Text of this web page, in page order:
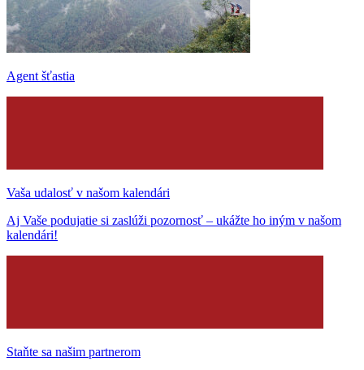
Agent šťastia
Vaša udalosť v našom kalendári
Aj Vaše podujatie si zaslúži pozornosť – ukážte ho iným v našom
kalendári!
Staňte sa našim partnerom